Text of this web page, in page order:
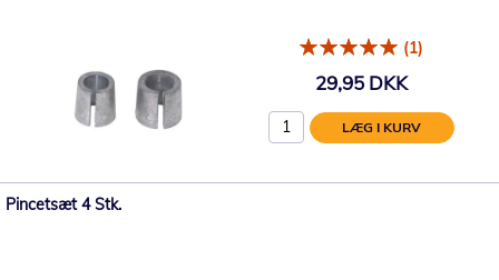
(1)
29,95 DKK
LÆG I KURV
Pincetsæt 4 Stk.